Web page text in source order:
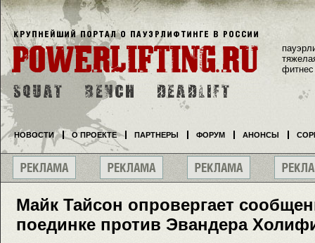
Майк Тайсон опровергает
поединке против Эвандера
фитнес
НОВОСТИ О ПРОЕКТЕ ПАРТНЕРЫ ФОРУМ АНОНСЫ